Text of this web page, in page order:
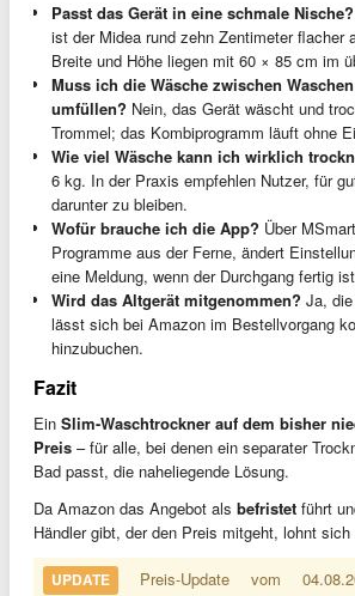
Passt das Gerät in eine schmale Nische?
ist der Midea rund zehn Zentimeter flacher
Breite und Höhe liegen mit 60 × 85 cm im
Muss ich die Wäsche zwischen
umfüllen? Nein, das Gerät wäscht und
Trommel; das Kombiprogramm läuft ohne
Wie viel Wäsche kann ich wirklich
6 kg. In der Praxis empfehlen Nutzer, für
darunter zu bleiben.
Wofür brauche ich die App? Über
Programme aus der Ferne, ändert
eine Meldung, wenn der Durchgang fertig
Wird das Altgerät mitgenommen? Ja,
lässt sich bei Amazon im Bestellvorgang
hinzubuchen.
Fazit
Ein Slim-Waschtrockner auf dem bisher
Preis – für alle, bei denen ein separater
Bad passt, die naheliegende Lösung.
Da Amazon das Angebot als befristet führt
Händler gibt, der den Preis mitgeht, lohnt
UPDATE
Preis-Update vom